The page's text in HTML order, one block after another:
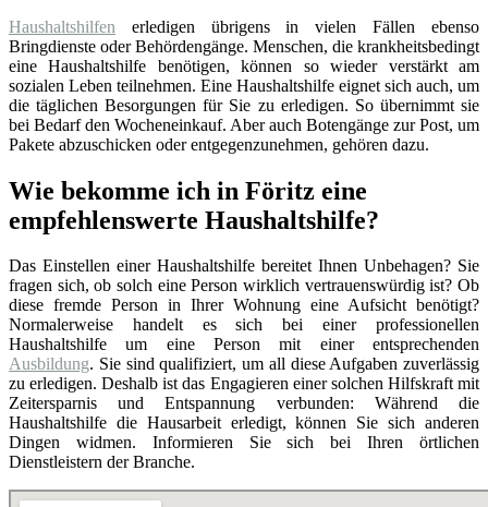
Haushaltshilfen erledigen übrigens in vielen Fällen ebenso
Bringdienste oder Behördengänge. Menschen, die krankheitsbedingt
eine Haushaltshilfe benötigen, können so wieder verstärkt am
sozialen Leben teilnehmen. Eine Haushaltshilfe eignet sich auch, um
die täglichen Besorgungen für Sie zu erledigen. So übernimmt sie
bei Bedarf den Wocheneinkauf. Aber auch Botengänge zur Post, um
Pakete abzuschicken oder entgegenzunehmen, gehören dazu.
Wie bekomme ich in Föritz eine
empfehlenswerte Haushaltshilfe?
Das Einstellen einer Haushaltshilfe bereitet Ihnen Unbehagen? Sie
fragen sich, ob solch eine Person wirklich vertrauenswürdig ist? Ob
diese fremde Person in Ihrer Wohnung eine Aufsicht benötigt?
Normalerweise handelt es sich bei einer professionellen
Haushaltshilfe um eine Person mit einer entsprechenden
Ausbildung. Sie sind qualifiziert, um all diese Aufgaben zuverlässig
zu erledigen. Deshalb ist das Engagieren einer solchen Hilfskraft mit
Zeitersparnis und Entspannung verbunden: Während die
Haushaltshilfe die Hausarbeit erledigt, können Sie sich anderen
Dingen widmen. Informieren Sie sich bei Ihren örtlichen
Dienstleistern der Branche.